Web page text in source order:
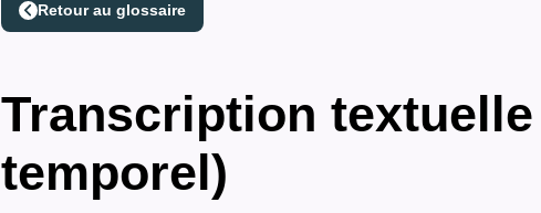
Retour au glossaire
Transcription
temporel)